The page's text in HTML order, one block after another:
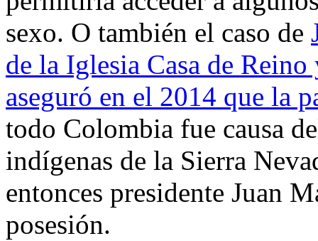
sexo. O también el caso de
de la Iglesia Casa de
aseguró en el 2014 que la
todo Colombia fue causa
indígenas de la Sierra
entonces presidente Juan
posesión.